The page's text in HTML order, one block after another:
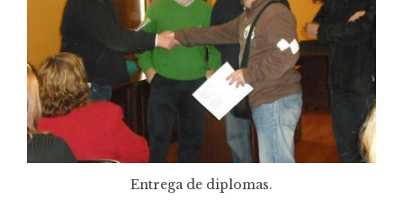
Entrega de diplomas.